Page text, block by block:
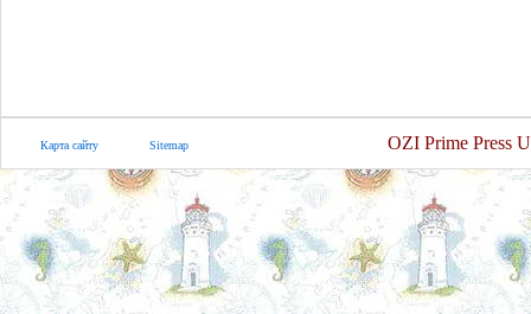
Карта сайту Sitemap OZI Prime Press